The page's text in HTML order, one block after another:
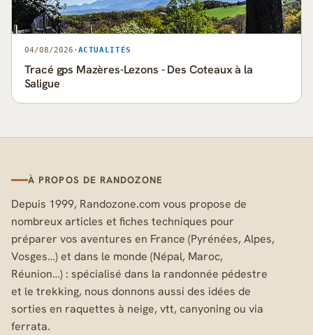
04/08/2026 · ACTUALITÉS
Tracé gps Mazères-Lezons - Des Coteaux à la
Saligue
À PROPOS DE RANDOZONE
Depuis 1999, Randozone.com vous propose de
nombreux articles et fiches techniques pour
préparer vos aventures en France (Pyrénées, Alpes,
Vosges…) et dans le monde (Népal, Maroc,
Réunion…) : spécialisé dans la randonnée pédestre
et le trekking, nous donnons aussi des idées de
sorties en raquettes à neige, vtt, canyoning ou via
ferrata.